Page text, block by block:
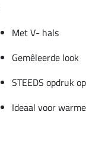
Met V- hals
Gemêleerde look
STEEDS opdruk
Ideaal voor